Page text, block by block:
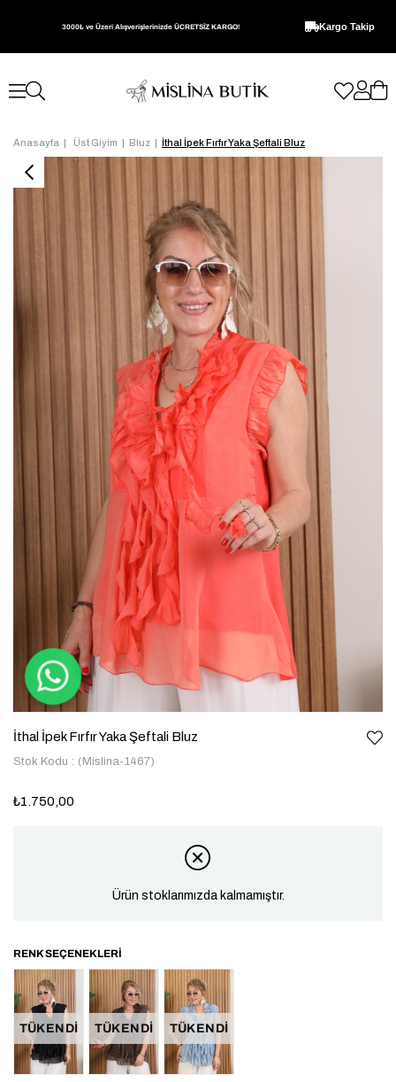
3000₺ ve Üzeri Alışverişlerinizde ÜCRETSİZ KARGO! Kargo Takip
Anasayfa Üst Giyim Bluz İthal İpek Fırfır Yaka Şeftali Bluz
İthal İpek Fırfır Yaka Şeftali Bluz
Stok Kodu (Mislina-1467)
₺1.750,00
Ürün stoklarımızda kalmamıştır.
TÜKENDI TÜKENDI TÜKENDI